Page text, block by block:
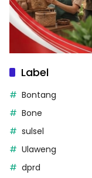
Label
Bontang
Bone
sulsel
Ulaweng
dprd